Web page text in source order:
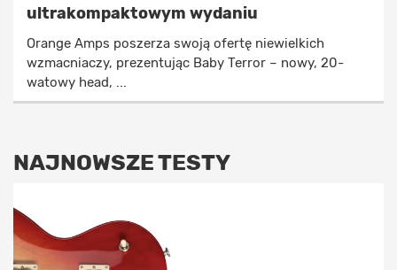
ultrakompaktowym wydaniu
Orange Amps poszerza swoją ofertę niewielkich
wzmacniaczy, prezentując Baby Terror – nowy, 20-
watowy head, ...
NAJNOWSZE TESTY